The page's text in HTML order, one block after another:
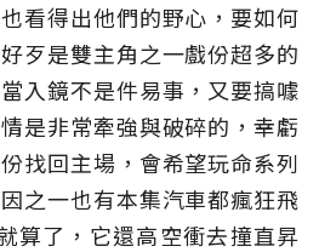
看得出他們的野心，要如何
歹是雙主角之一戲份超多的
入鏡不是件易事，又要搞噱
是非常牽強與破碎的，幸虧
找回主場，會希望玩命系列
之一也有本集汽車都瘋狂飛
算了，它還高空衝去撞直昇